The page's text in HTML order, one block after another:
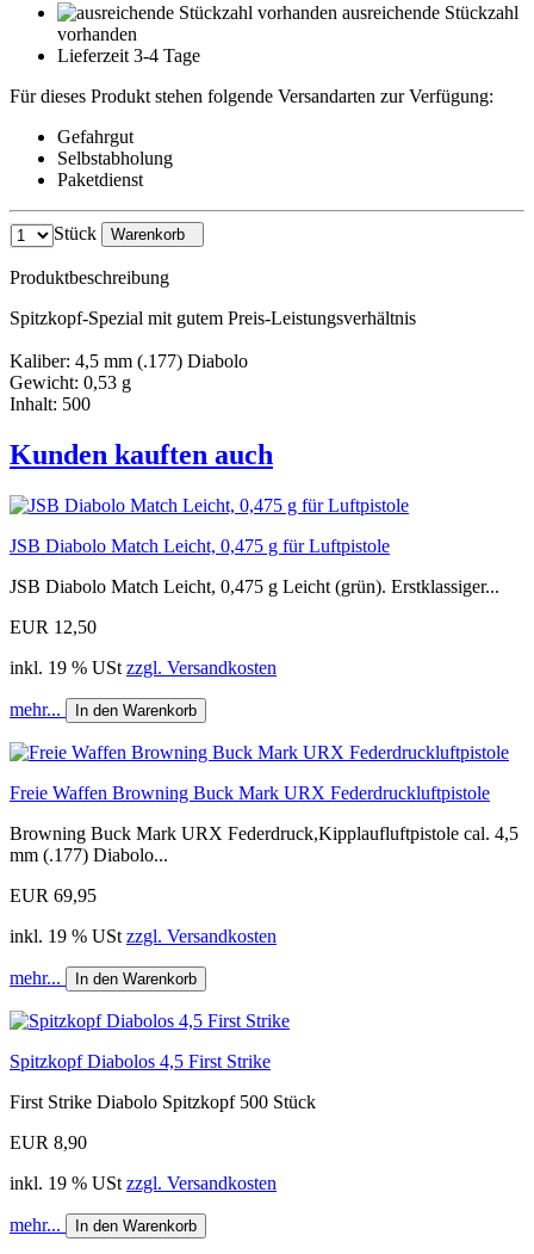
ausreichende Stückzahl
vorhanden
Lieferzeit 3-4 Tage
Für dieses Produkt stehen folgende Versandarten zur Verfügung:
Gefahrgut
Selbstabholung
Paketdienst
Stück Warenkorb
Produktbeschreibung
Spitzkopf-Spezial mit gutem Preis-Leistungsverhältnis
Kaliber: 4,5 mm (.177) Diabolo
Gewicht: 0,53 g
Inhalt: 500
Kunden kauften auch
JSB Diabolo Match Leicht, 0,475 g für Luftpistole
JSB Diabolo Match Leicht, 0,475 g Leicht (grün). Erstklassiger...
EUR 12,50
inkl. 19 % USt zzgl. Versandkosten
mehr... In den Warenkorb
Freie Waffen Browning Buck Mark URX Federdruckluftpistole
Browning Buck Mark URX Federdruck,Kipplaufluftpistole cal. 4,5
mm (.177) Diabolo...
EUR 69,95
inkl. 19 % USt zzgl. Versandkosten
mehr... In den Warenkorb
Spitzkopf Diabolos 4,5 First Strike
First Strike Diabolo Spitzkopf 500 Stück
EUR 8,90
inkl. 19 % USt zzgl. Versandkosten
mehr... In den Warenkorb